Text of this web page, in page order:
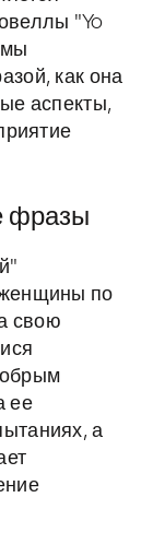
"Yo
мы
как она
аспекты,
фразы
по
свою
ее
а